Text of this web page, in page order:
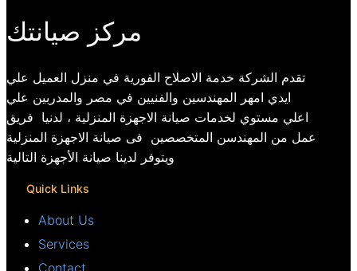
مركز صيانتك
تقدم الشركة خدمة الاصلاح الفورية في منزل العميل علي
ايدي امهر المهندسين والفنيين في مصر والمدربين علي
اعلي مستوي لخدمات صيانة الاجهزة المنزلية ، لدنيا فريق
عمل من المهندسن المتخصصين فى صيانة الاجهزة المنزلية
ويتوفر لدينا صيانة الأجهزة التالية
Quick Links
About Us
Services
Contact